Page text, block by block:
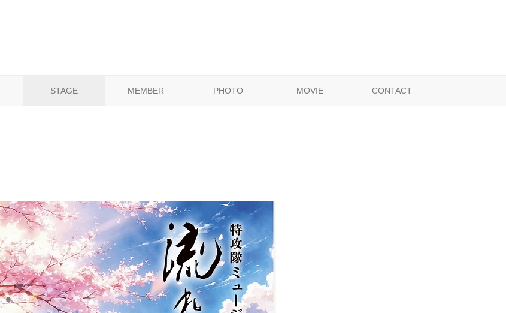
STAGE MEMBER PHOTO MOVIE CONTACT